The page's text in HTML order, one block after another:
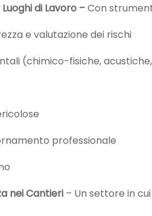
di Lavoro –Con
e valutazione dei rischi
(chimico-fisiche,
professionale
nei Cantieri – Un settore in